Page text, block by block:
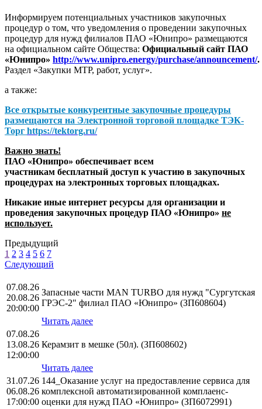
Информируем потенциальных участников закупочных
процедур о том, что уведомления о проведении закупочных
процедур для нужд филиалов ПАО «Юнипро» размещаются
на официальном сайте Общества: Официальный сайт ПАО
«Юнипро» http://www.unipro.energy/purchase/announcement/.
Раздел «Закупки МТР, работ, услуг».
а также:
Все открытые конкурентные закупочные процедуры
размещаются на Электронной торговой площадке ТЭК-
Торг https://tektorg.ru/
Важно знать!
ПАО «Юнипро» обеспечивает всем
участникам бесплатный доступ к участию в закупочных
процедурах на электронных торговых площадках.
Никакие иные интернет ресурсы для организации и
проведения закупочных процедур ПАО «Юнипро» не
использует.
Предыдущий
1 2 3 4 5 6 7
Следующий
07.08.26
20.08.26
20:00:00
Запасные части MAN TURBO для нужд "Сургутская
ГРЭС-2" филиал ПАО «Юнипро» (ЗП608604)
Читать далее
07.08.26
13.08.26
12:00:00
Керамзит в мешке (50л). (ЗП608602)
Читать далее
31.07.26
06.08.26
17:00:00
144_Оказание услуг на предоставление сервиса для
комплексной автоматизированной комплаенс-
оценки для нужд ПАО «Юнипро» (ЗП6072991)